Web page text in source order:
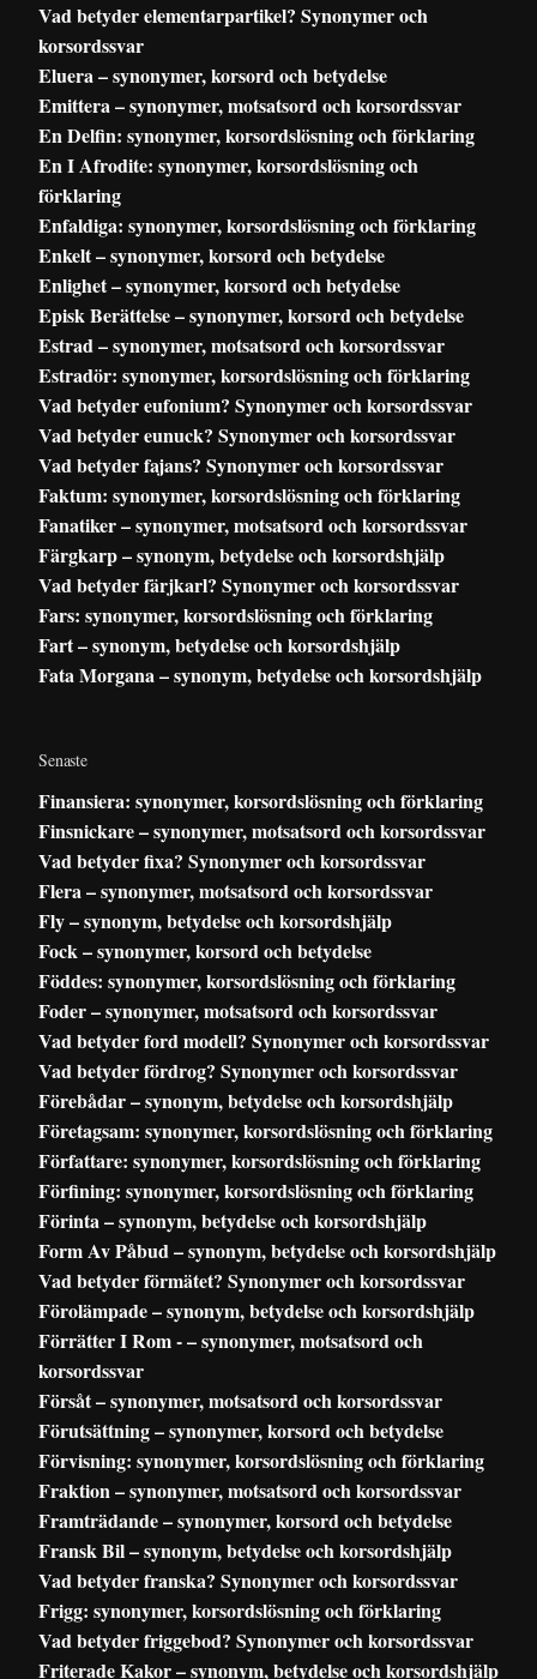
Vad betyder elementarpartikel? Synonymer och
korsordssvar
Eluera – synonymer, korsord och betydelse
Emittera – synonymer, motsatsord och korsordssvar
En Delfin: synonymer, korsordslösning och förklaring
En I Afrodite: synonymer, korsordslösning och
förklaring
Enfaldiga: synonymer, korsordslösning och förklaring
Enkelt – synonymer, korsord och betydelse
Enlighet – synonymer, korsord och betydelse
Episk Berättelse – synonymer, korsord och betydelse
Estrad – synonymer, motsatsord och korsordssvar
Estradör: synonymer, korsordslösning och förklaring
Vad betyder eufonium? Synonymer och korsordssvar
Vad betyder eunuck? Synonymer och korsordssvar
Vad betyder fajans? Synonymer och korsordssvar
Faktum: synonymer, korsordslösning och förklaring
Fanatiker – synonymer, motsatsord och korsordssvar
Färgkarp – synonym, betydelse och korsordshjälp
Vad betyder färjkarl? Synonymer och korsordssvar
Fars: synonymer, korsordslösning och förklaring
Fart – synonym, betydelse och korsordshjälp
Fata Morgana – synonym, betydelse och korsordshjälp
Senaste
Finansiera: synonymer, korsordslösning och förklaring
Finsnickare – synonymer, motsatsord och korsordssvar
Vad betyder fixa? Synonymer och korsordssvar
Flera – synonymer, motsatsord och korsordssvar
Fly – synonym, betydelse och korsordshjälp
Fock – synonymer, korsord och betydelse
Föddes: synonymer, korsordslösning och förklaring
Foder – synonymer, motsatsord och korsordssvar
Vad betyder ford modell? Synonymer och korsordssvar
Vad betyder fördrog? Synonymer och korsordssvar
Förebådar – synonym, betydelse och korsordshjälp
Företagsam: synonymer, korsordslösning och förklaring
Författare: synonymer, korsordslösning och förklaring
Förfining: synonymer, korsordslösning och förklaring
Förinta – synonym, betydelse och korsordshjälp
Form Av Påbud – synonym, betydelse och korsordshjälp
Vad betyder förmätet? Synonymer och korsordssvar
Förolämpade – synonym, betydelse och korsordshjälp
Förrätter I Rom - – synonymer, motsatsord och
korsordssvar
Försåt – synonymer, motsatsord och korsordssvar
Förutsättning – synonymer, korsord och betydelse
Förvisning: synonymer, korsordslösning och förklaring
Fraktion – synonymer, motsatsord och korsordssvar
Framträdande – synonymer, korsord och betydelse
Fransk Bil – synonym, betydelse och korsordshjälp
Vad betyder franska? Synonymer och korsordssvar
Frigg: synonymer, korsordslösning och förklaring
Vad betyder friggebod? Synonymer och korsordssvar
Friterade Kakor – synonym, betydelse och korsordshjälp